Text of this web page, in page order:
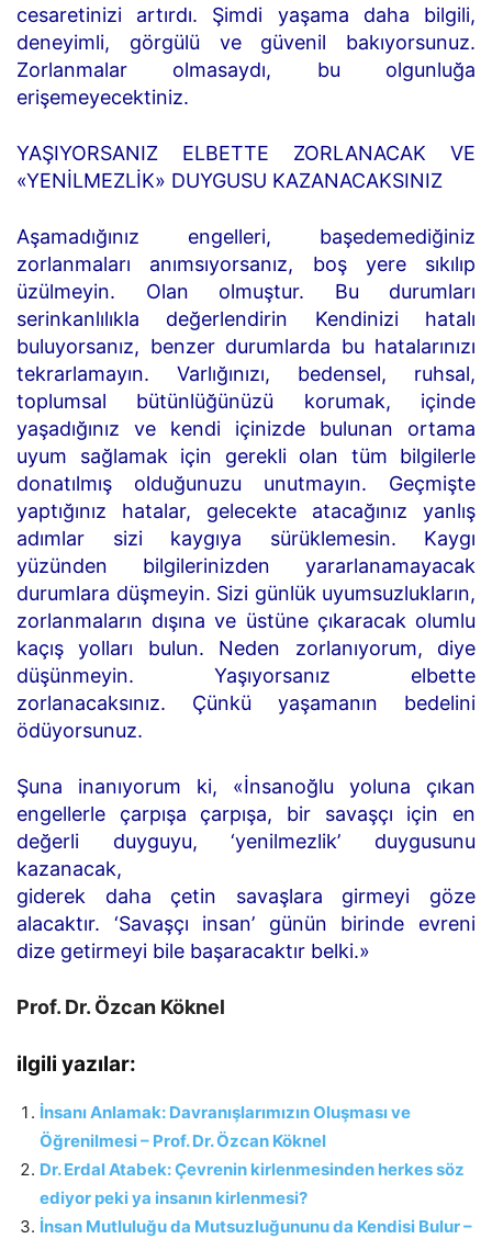
cesaretinizi artırdı. Şimdi yaşama daha bilgili,
deneyimli, görgülü ve güvenil bakıyorsunuz.
Zorlanmalar olmasaydı, bu olgunluğa
erişemeyecektiniz.
YAŞIYORSANIZ ELBETTE ZORLANACAK VE
«YENİLMEZLİK» DUYGUSU KAZANACAKSINIZ
Aşamadığınız engelleri, başedemediğiniz
zorlanmaları anımsıyorsanız, boş yere sıkılıp
üzülmeyin. Olan olmuştur. Bu durumları
serinkanlılıkla değerlendirin Kendinizi hatalı
buluyorsanız, benzer durumlarda bu hatalarınızı
tekrarlamayın. Varlığınızı, bedensel, ruhsal,
toplumsal bütünlüğünüzü korumak, içinde
yaşadığınız ve kendi içinizde bulunan ortama
uyum sağlamak için gerekli olan tüm bilgilerle
donatılmış olduğunuzu unutmayın. Geçmişte
yaptığınız hatalar, gelecekte atacağınız yanlış
adımlar sizi kaygıya sürüklemesin. Kaygı
yüzünden bilgilerinizden yararlanamayacak
durumlara düşmeyin. Sizi günlük uyumsuzlukların,
zorlanmaların dışına ve üstüne çıkaracak olumlu
kaçış yolları bulun. Neden zorlanıyorum, diye
düşünmeyin. Yaşıyorsanız elbette
zorlanacaksınız. Çünkü yaşamanın bedelini
ödüyorsunuz.
Şuna inanıyorum ki, «İnsanoğlu yoluna çıkan
engellerle çarpışa çarpışa, bir savaşçı için en
değerli duyguyu, ‘yenilmezlik’ duygusunu
kazanacak,
giderek daha çetin savaşlara girmeyi göze
alacaktır. ‘Savaşçı insan’ günün birinde evreni
dize getirmeyi bile başaracaktır belki.»
Prof. Dr. Özcan Köknel
ilgili yazılar:
İnsanı Anlamak: Davranışlarımızın Oluşması ve
Öğrenilmesi – Prof. Dr. Özcan Köknel
Dr. Erdal Atabek: Çevrenin kirlenmesinden herkes söz
ediyor peki ya insanın kirlenmesi?
İnsan Mutluluğu da Mutsuzluğununu da Kendisi Bulur –